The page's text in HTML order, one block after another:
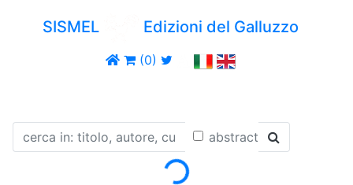
SISMEL Edizioni del Galluzzo
(0)
abstract
Loading...